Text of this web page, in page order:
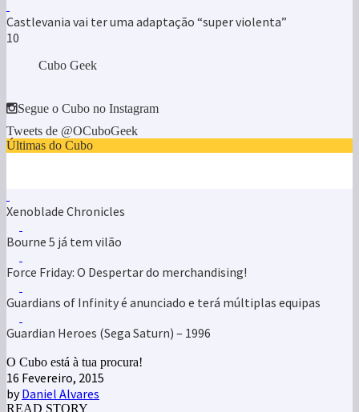
Castlevania vai ter uma adaptação “super violenta”
10
Cubo Geek
Segue o Cubo no Instagram
Tweets de @OCuboGeek
Últimas do Cubo
Xenoblade Chronicles
Bourne 5 já tem vilão
Force Friday: O Despertar do merchandising!
Guardians of Infinity é anunciado e terá múltiplas equipas
Guardian Heroes (Sega Saturn) – 1996
O Cubo está à tua procura!
16 Fevereiro, 2015
byDaniel Alvares
READ STORY